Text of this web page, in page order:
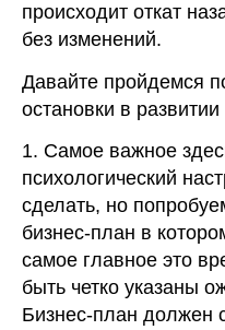
происходит откат
без изменений.
Давайте пройдемся
остановки в
1. Самое важное
психологический
сделать, но
бизнес-план в
самое главное это
быть четко указаны
Бизнес-план должен